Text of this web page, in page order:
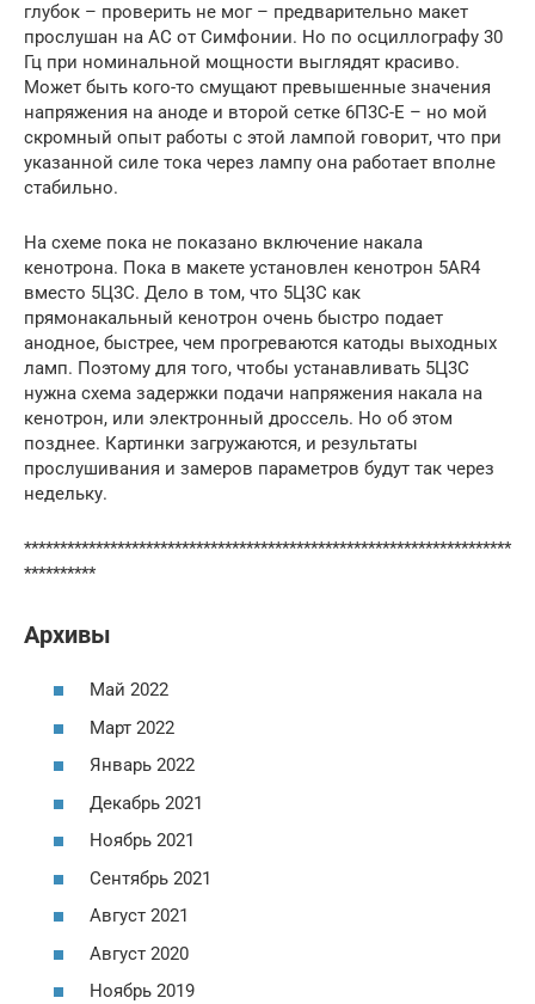
глубок – проверить не мог – предварительно макет
прослушан на АС от Симфонии. Но по осциллографу 30
Гц при номинальной мощности выглядят красиво.
Может быть кого-то смущают превышенные значения
напряжения на аноде и второй сетке 6П3С-Е – но мой
скромный опыт работы с этой лампой говорит, что при
указанной силе тока через лампу она работает вполне
стабильно.
На схеме пока не показано включение накала
кенотрона. Пока в макете установлен кенотрон 5AR4
вместо 5Ц3С. Дело в том, что 5Ц3С как
прямонакальный кенотрон очень быстро подает
анодное, быстрее, чем прогреваются катоды выходных
ламп. Поэтому для того, чтобы устанавливать 5Ц3С
нужна схема задержки подачи напряжения накала на
кенотрон, или электронный дроссель. Но об этом
позднее. Картинки загружаются, и результаты
прослушивания и замеров параметров будут так через
недельку.
********************************************************************
**********
Архивы
Май 2022
Март 2022
Январь 2022
Декабрь 2021
Ноябрь 2021
Сентябрь 2021
Август 2021
Август 2020
Ноябрь 2019